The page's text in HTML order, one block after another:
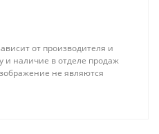
от производителя и
и наличие в отделе продаж
не являются